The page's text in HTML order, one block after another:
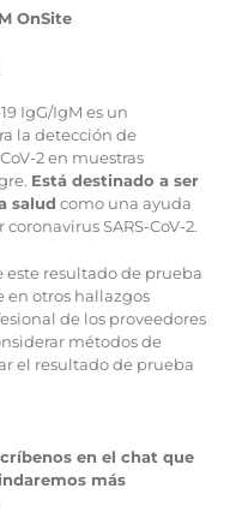
OnSite
IgG/IgM es un
la detección de
2 en muestras
Está destinado a ser
salud como una ayuda
SARS-CoV-2.
resultado de prueba
otros hallazgos
de los proveedores
métodos de
el resultado de prueba
en el chat que
más